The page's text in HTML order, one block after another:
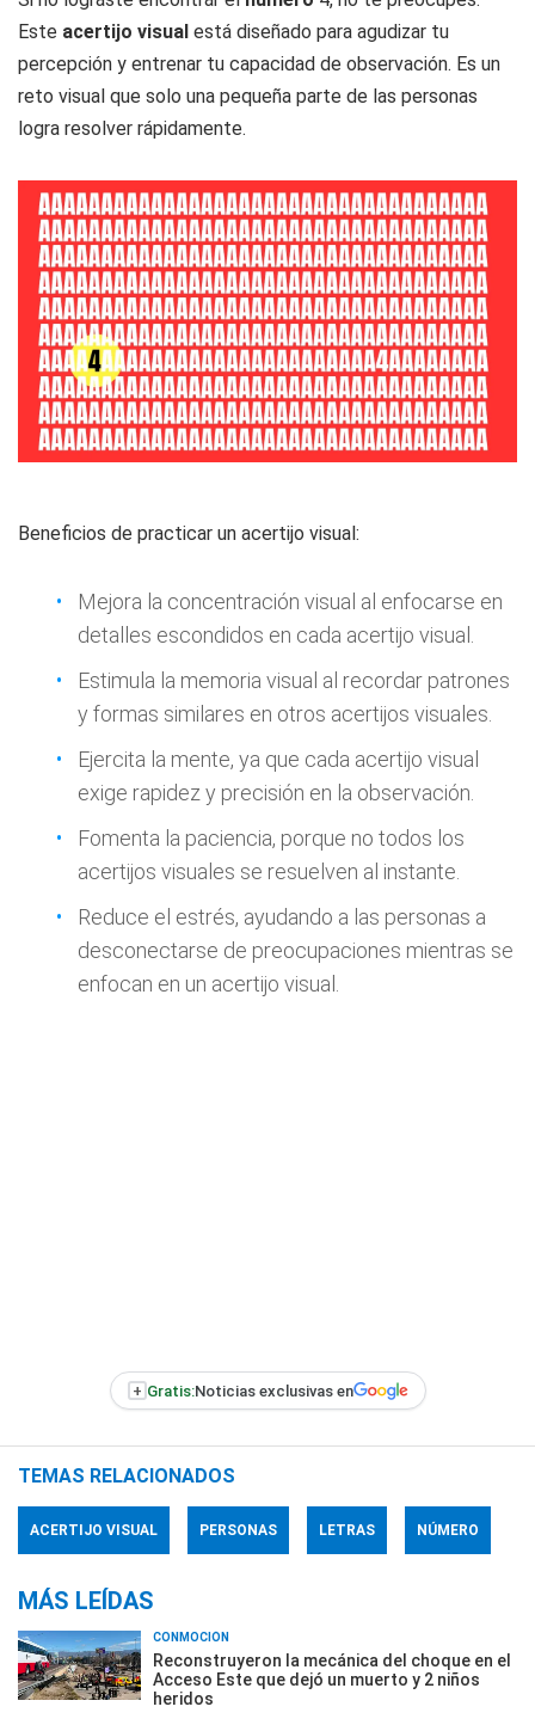
Este acertijo visual está diseñado para agudizar tu
percepción y entrenar tu capacidad de observación. Es un
reto visual que solo una pequeña parte de las personas
logra resolver rápidamente.
Beneficios de practicar un acertijo visual:
Mejora la concentración visual al enfocarse en
detalles escondidos en cada acertijo visual.
Estimula la memoria visual al recordar patrones
y formas similares en otros acertijos visuales.
Ejercita la mente, ya que cada acertijo visual
exige rapidez y precisión en la observación.
Fomenta la paciencia, porque no todos los
acertijos visuales se resuelven al instante.
Reduce el estrés, ayudando a las personas a
desconectarse de preocupaciones mientras se
enfocan en un acertijo visual.
+ Gratis:Noticias exclusivas en
TEMAS RELACIONADOS
ACERTIJO VISUAL PERSONAS LETRAS NÚMERO
MÁS LEÍDAS
CONMOCIÓN
Reconstruyeron la mecánica del choque en el
Acceso Este que dejó un muerto y 2 niños
heridos